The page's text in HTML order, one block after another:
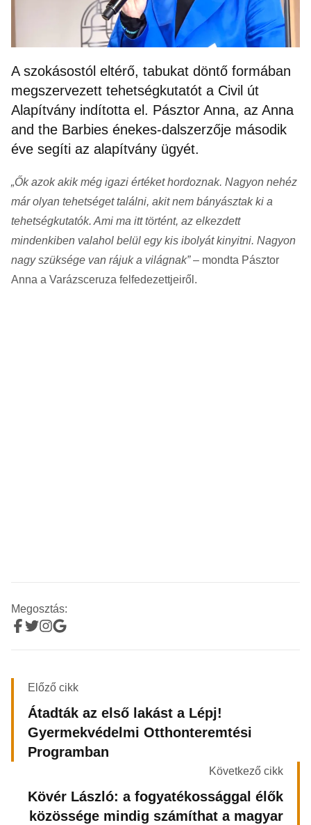
A szokásostól eltérő, tabukat döntő formában
megszervezett tehetségkutatót a Civil út
Alapítvány indította el. Pásztor Anna, az Anna
and the Barbies énekes-dalszerzője második
éve segíti az alapítvány ügyét.
„Ők azok akik még igazi értéket hordoznak. Nagyon nehéz
már olyan tehetséget találni, akit nem bányásztak ki a
tehetségkutatók. Ami ma itt történt, az elkezdett
mindenkiben valahol belül egy kis ibolyát kinyitni. Nagyon
nagy szüksége van rájuk a világnak”– mondta Pásztor
Anna a Varázsceruza felfedezettjeiről.
Megosztás:
Előző cikk
Átadták az első lakást a Lépj!
Gyermekvédelmi Otthonteremtési
Programban
Következő cikk
Kövér László: a fogyatékossággal élők
közössége mindig számíthat a magyar